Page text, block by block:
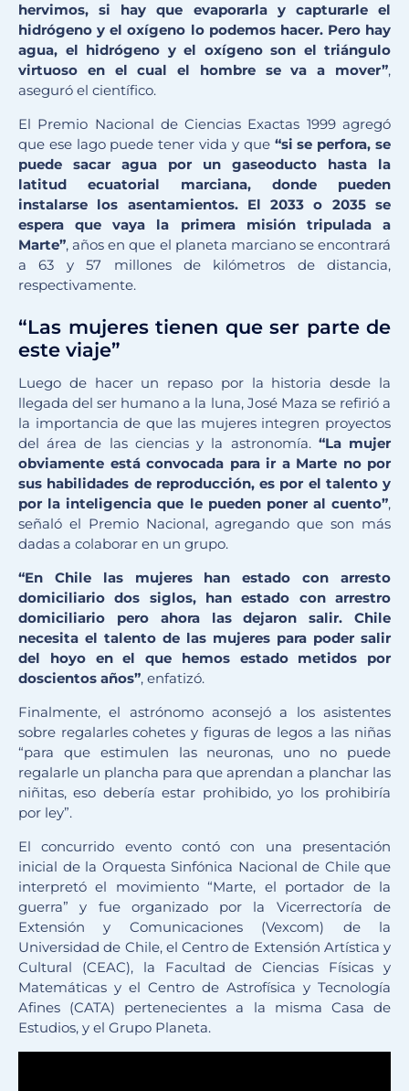
hervimos, si hay que evaporarla y capturarle el
hidrógeno y el oxígeno lo podemos hacer. Pero hay
agua, el hidrógeno y el oxígeno son el triángulo
virtuoso en el cual el hombre se va a mover”,
aseguró el científico.
El Premio Nacional de Ciencias Exactas 1999 agregó
que ese lago puede tener vida y que “si se perfora, se
puede sacar agua por un gaseoducto hasta la
latitud ecuatorial marciana, donde pueden
instalarse los asentamientos. El 2033 o 2035 se
espera que vaya la primera misión tripulada a
Marte”, años en que el planeta marciano se encontrará
a 63 y 57 millones de kilómetros de distancia,
respectivamente.
“Las mujeres tienen que ser parte de
este viaje”
Luego de hacer un repaso por la historia desde la
llegada del ser humano a la luna, José Maza se refirió a
la importancia de que las mujeres integren proyectos
del área de las ciencias y la astronomía. “La mujer
obviamente está convocada para ir a Marte no por
sus habilidades de reproducción, es por el talento y
por la inteligencia que le pueden poner al cuento”,
señaló el Premio Nacional, agregando que son más
dadas a colaborar en un grupo.
“En Chile las mujeres han estado con arresto
domiciliario dos siglos, han estado con arrestro
domiciliario pero ahora las dejaron salir. Chile
necesita el talento de las mujeres para poder salir
del hoyo en el que hemos estado metidos por
doscientos años”, enfatizó.
Finalmente, el astrónomo aconsejó a los asistentes
sobre regalarles cohetes y figuras de legos a las niñas
“para que estimulen las neuronas, uno no puede
regalarle un plancha para que aprendan a planchar las
niñitas, eso debería estar prohibido, yo los prohibiría
por ley”.
El concurrido evento contó con una presentación
inicial de la Orquesta Sinfónica Nacional de Chile que
interpretó el movimiento “Marte, el portador de la
guerra” y fue organizado por la Vicerrectoría de
Extensión y Comunicaciones (Vexcom) de la
Universidad de Chile, el Centro de Extensión Artística y
Cultural (CEAC), la Facultad de Ciencias Físicas y
Matemáticas y el Centro de Astrofísica y Tecnología
Afines (CATA) pertenecientes a la misma Casa de
Estudios, y el Grupo Planeta.